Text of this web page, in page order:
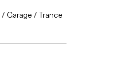
/ Garage / Trance